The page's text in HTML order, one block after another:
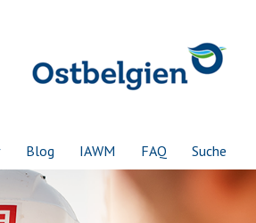
Blog IAWM FAQ Suche